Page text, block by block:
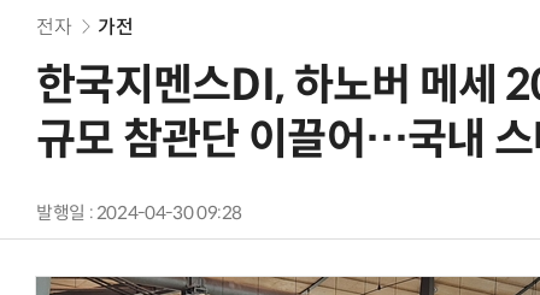
전자 가전
한국지멘스DI, 하노버 메세
규모 참관단 이끌어…국내
발행일 : 2024-04-30 09:28